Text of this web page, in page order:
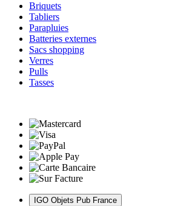
Briquets
Tabliers
Parapluies
Batteries externes
Sacs shopping
Verres
Pulls
Tasses
IGO Objets Pub France